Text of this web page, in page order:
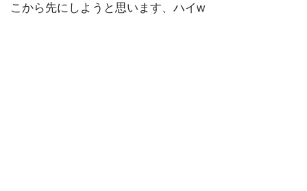
こから先にしようと思います、ハイw